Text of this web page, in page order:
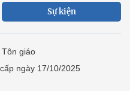
Sự kiện
giáo
ngày 17/10/2025